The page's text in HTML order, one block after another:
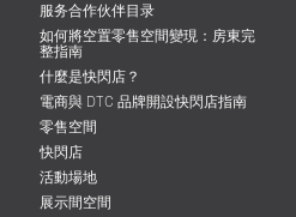
服务合作伙伴目录
如何將空置零售空間變現：房東完
整指南
什麼是快閃店？
電商與 DTC 品牌開設快閃店指南
零售空間
快閃店
活動場地
展示間空間